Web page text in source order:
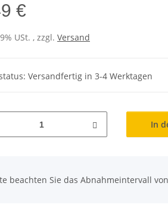
€
USt. , zzgl. Versand
Versandfertig in 3-4 Werktagen
In
beachten Sie das Abnahmeintervall